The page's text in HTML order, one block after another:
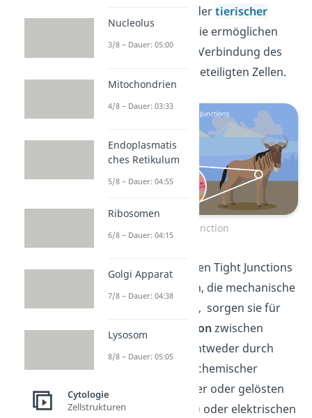
zweier angrenzendertierischer
Zellenvorstellen. Sie ermöglichen
somit eine direkte Verbindung des
der beteiligten Zellen.
Gap Junction
Im Gegensatz zu den Tight Junctions
oder Desmosomen, die mechanische
Aufgaben besitzen, sorgen sie für
eine
Kommunikation zwischen
Zellen. Dies wird entweder durch
Weiterleitung von chemischer
Substanzen (Wasser oder gelösten
kleinen Molekülen) oder elektrischen
Nucleolus
3/8 – Dauer: 05:00
Mitochondrien
4/8 – Dauer: 03:33
Endoplasmatis
ches Retikulum
5/8 – Dauer: 04:55
Ribosomen
6/8 – Dauer: 04:15
Golgi Apparat
7/8 – Dauer: 04:38
Lysosom
8/8 – Dauer: 05:05
Cytologie
Zellstrukturen